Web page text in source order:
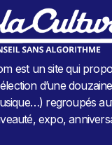
est un site qui
d’une
regroupés
expo,